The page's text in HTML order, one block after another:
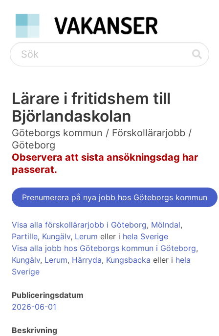
Lärare i fritidshem till
Björlandaskolan
Göteborgs kommun / Förskollärarjobb /
Göteborg
Observera att sista ansökningsdag har
passerat.
Prenumerera på nya jobb hos Göteborgs kommun
Visa alla förskollärarjobb i Göteborg, Mölndal,
Partille, Kungälv, Lerum eller i hela Sverige
Visa alla jobb hos Göteborgs kommun i Göteborg,
Kungälv, Lerum, Härryda, Kungsbacka eller i hela
Sverige
Publiceringsdatum
2026-06-01
Beskrivning